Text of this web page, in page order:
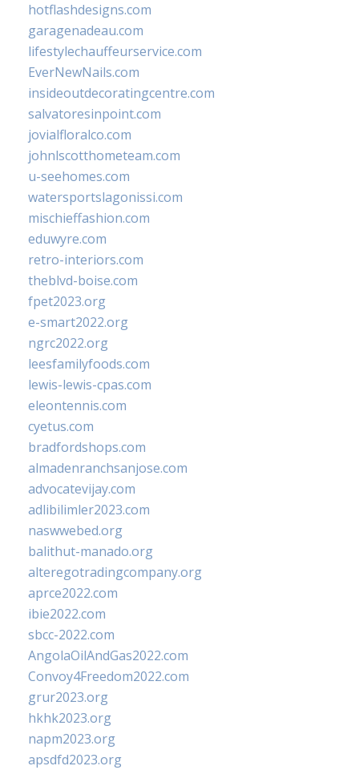
hotflashdesigns.com
garagenadeau.com
lifestylechauffeurservice.com
EverNewNails.com
insideoutdecoratingcentre.com
salvatoresinpoint.com
jovialfloralco.com
johnlscotthometeam.com
u-seehomes.com
watersportslagonissi.com
mischieffashion.com
eduwyre.com
retro-interiors.com
theblvd-boise.com
fpet2023.org
e-smart2022.org
ngrc2022.org
leesfamilyfoods.com
lewis-lewis-cpas.com
eleontennis.com
cyetus.com
bradfordshops.com
almadenranchsanjose.com
advocatevijay.com
adlibilimler2023.com
naswwebed.org
balithut-manado.org
alteregotradingcompany.org
aprce2022.com
ibie2022.com
sbcc-2022.com
AngolaOilAndGas2022.com
Convoy4Freedom2022.com
grur2023.org
hkhk2023.org
napm2023.org
apsdfd2023.org